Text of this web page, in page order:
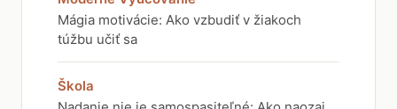
Mágia motivácie: Ako vzbudiť v žiakoch
túžbu učiť sa
Škola
Nadanie nie je samospasiteľné: Ako naozaj